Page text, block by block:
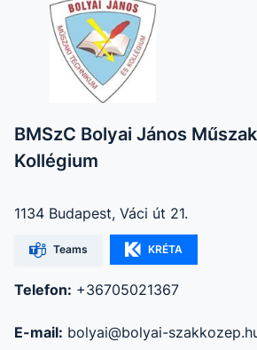
BMSzC Bolyai János
Kollégium
1134 Budapest, Váci út 21.
Teams KRÉTA
Telefon: +36705021367
E-mail: bolyai@bolyai-